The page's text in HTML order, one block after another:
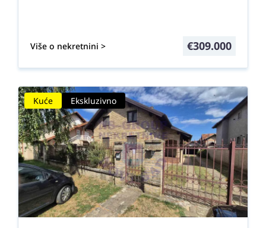
Više o nekretnini > €309.000
Kuće Ekskluzivno